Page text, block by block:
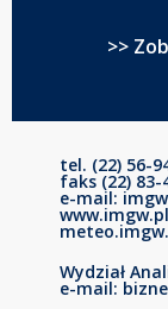
>>
tel. (22) 56-
faks (22) 83-
e-mail:
www.imgw.pl
Wydział
e-mail: